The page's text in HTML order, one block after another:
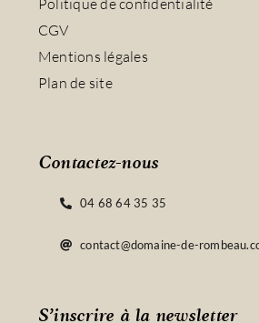
Politique de confidentialité
CGV
Mentions légales
Plan de site
S’inscrire à la newsletter
Contactez-nous
04 68 64 35 35
contact@domaine-de-